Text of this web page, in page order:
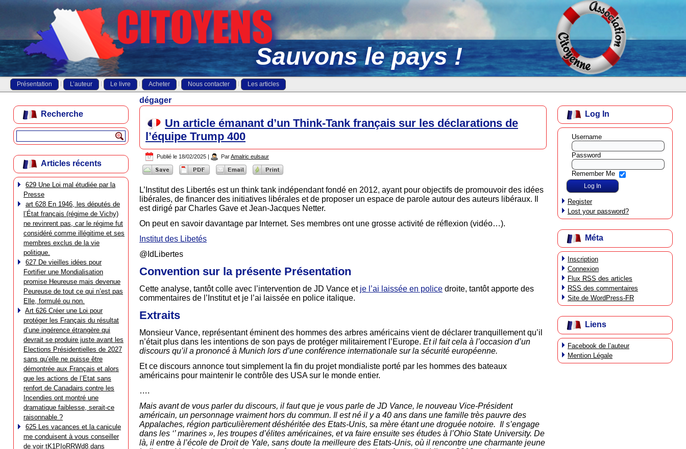
Sauvons le pays !
Présentation L’auteur Le livre Acheter Nous contacter Les articles
Recherche
Articles récents
629 Une Loi mal étudiée par la
Presse
art 628 En 1946, les députés de
l’État français (régime de Vichy)
ne revinrent pas, car le régime fut
considéré comme illégitime et ses
membres exclus de la vie
politique.
627 De vieilles idées pour
Fortifier une Mondialisation
promise Heureuse mais devenue
Peureuse de tout ce qui n’est pas
Elle, formulé ou non.
Art 626 Créer une Loi pour
protéger les Français du résultat
d’une ingérence étrangère qui
devrait se produire juste avant les
Elections Présidentielles de 2027
sans qu’elle ne puisse être
démontrée aux Français et alors
que les actions de l’Etat sans
renfort de Canadairs contre les
Incendies ont montré une
dramatique faiblesse, serait-ce
raisonnable ?
625 Les vacances et la canicule
me conduisent à vous conseiller
de voir tK1PIoRRWd8 dans
dégager
Un article émanant d’un Think-Tank français sur les déclarations de
l’équipe Trump 400
Publié le 18/02/2025 | ParAmalric eulsaur
L’Institut des Libertés est un think tank indépendant fondé en 2012, ayant pour objectifs de promouvoir des idées
libérales, de financer des initiatives libérales et de proposer un espace de parole autour des auteurs libéraux. Il
est dirigé par Charles Gave et Jean-Jacques Netter.
On peut en savoir davantage par Internet. Ses membres ont une grosse activité de réflexion (vidéo…).
Institut des Libetés
@IdLibertes
Convention sur la présente Présentation
Cette analyse, tantôt colle avec l’intervention de JD Vance et je l’ai laissée en police droite, tantôt apporte des
commentaires de l’Institut et je l’ai laissée en police italique.
Extraits
Monsieur Vance, représentant éminent des hommes des arbres américains vient de déclarer tranquillement qu’il
n’était plus dans les intentions de son pays de protéger militairement l’Europe. Et il fait cela à l’occasion d’un
discours qu’il a prononcé à Munich lors d’une conférence internationale sur la sécurité européenne.
Et ce discours annonce tout simplement la fin du projet mondialiste porté par les hommes des bateaux
américains pour maintenir le contrôle des USA sur le monde entier.
….
Mais avant de vous parler du discours, il faut que je vous parle de JD Vance, le nouveau Vice-Président
américain, un personnage vraiment hors du commun. Il est né il y a 40 ans dans une famille très pauvre des
Appalaches, région particulièrement déshéritée des Etats-Unis, sa mère étant une droguée notoire. Il s’engage
dans les ‘’ marines », les troupes d’élites américaines, et va faire ensuite ses études à l’Ohio State University. De
là, il entre à l’école de Droit de Yale, sans doute la meilleure des Etats-Unis, où il rencontre une charmante jeune
Log In
Username
Password
Remember Me
Register
Lost your password?
Méta
Inscription
Connexion
Flux RSS des articles
RSS des commentaires
Site de WordPress-FR
Liens
Facebook de l’auteur
Mention Légale